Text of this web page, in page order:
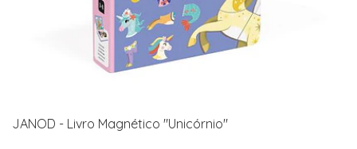
JANOD - Livro Magnético "Unicórnio"